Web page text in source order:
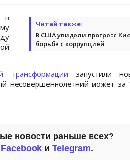
Читай также:
В США увидели прогресс
борьбе с коррупцией
в
трансформации запустили
несовершеннолетний может за
новости раньше всех?
Facebook и Telegram.